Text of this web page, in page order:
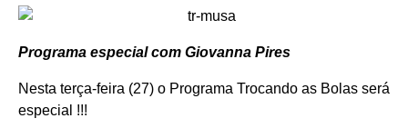
Programa especial com Giovanna Pires
Nesta terça-feira (27) o Programa Trocando as Bolas será
especial !!!